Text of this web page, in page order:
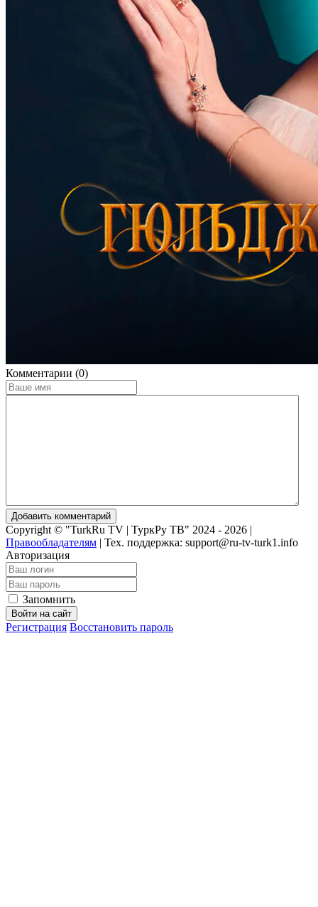
Комментарии (0)
Добавить комментарий
Copyright © "TurkRu TV | ТуркРу ТВ" 2024 - 2026 |
Правообладателям | Тех. поддержка: support@ru-tv-turk1.info
Авторизация
Запомнить
Войти на сайт
Регистрация Восстановить пароль